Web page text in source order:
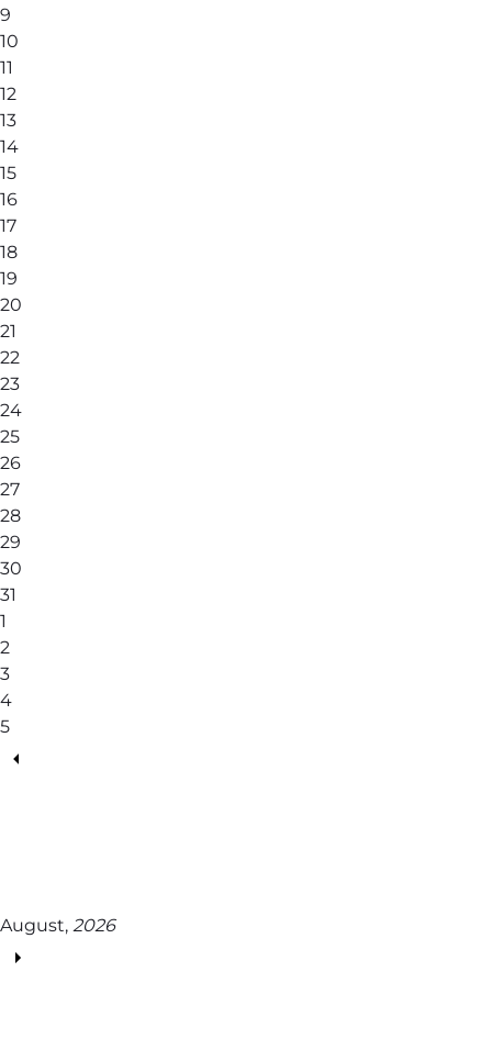
9
10
11
12
13
14
15
16
17
18
19
20
21
22
23
24
25
26
27
28
29
30
31
1
2
3
4
5
August, 2026